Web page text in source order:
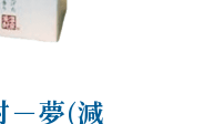
－夢(減